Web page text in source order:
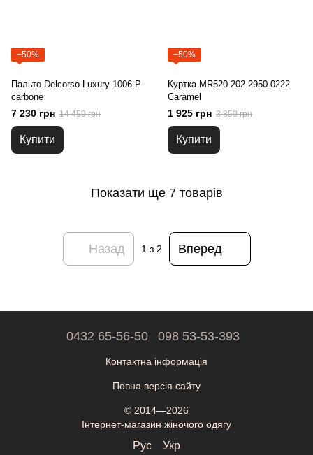
−50%
Пальто Delcorso Luxury 1006 P
carbone
7 230 грн 14 459 грн
Купити
−50%
Куртка MR520 202 2950 0222
Caramel
1 925 грн 3 850 грн
Купити
Показати ще 7 товарів
Назад 1з 2 Вперед
0432 65-56-50 098 53-53-393
Контактна інформація
Повна версія сайту
© 2014—2026
Інтернет-магазин жіночого одягу
Рус Укр